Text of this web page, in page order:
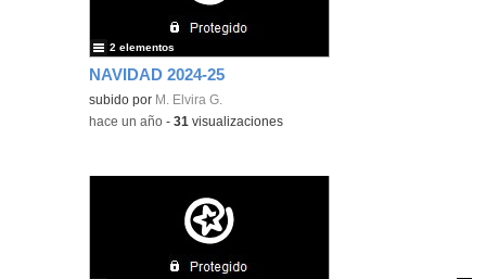
NAVIDAD 2024-25
subido por M. Elvira G.
2 elementos
-hace un año -31 visualizaciones